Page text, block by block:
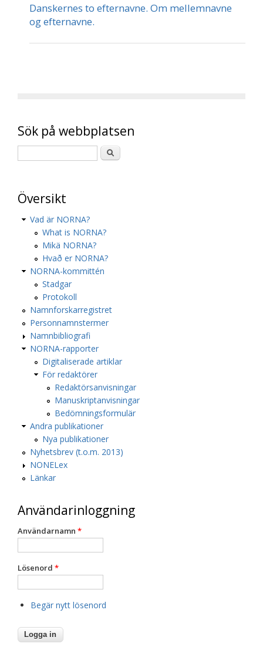
Danskernes to efternavne. Om mellemnavne
og efternavne.
Sök på webbplatsen
Översikt
Vad är NORNA?
What is NORNA?
Mikä NORNA?
Hvað er NORNA?
NORNA-kommittén
Stadgar
Protokoll
Namnforskarregistret
Personnamnstermer
Namnbibliografi
NORNA-rapporter
Digitaliserade artiklar
För redaktörer
Redaktörsanvisningar
Manuskriptanvisningar
Bedömningsformulär
Andra publikationer
Nya publikationer
Nyhetsbrev (t.o.m. 2013)
NONELex
Länkar
Användarinloggning
Användarnamn *
Lösenord *
Begär nytt lösenord